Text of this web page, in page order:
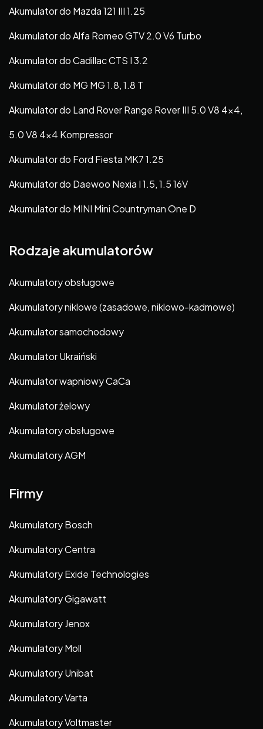
Akumulator do Mazda 121 III 1.25
Akumulator do Alfa Romeo GTV 2.0 V6 Turbo
Akumulator do Cadillac CTS I 3.2
Akumulator do MG MG 1.8, 1.8 T
Akumulator do Land Rover Range Rover III 5.0 V8 4×4,
5.0 V8 4×4 Kompressor
Akumulator do Ford Fiesta MK7 1.25
Akumulator do Daewoo Nexia I 1.5, 1.5 16V
Akumulator do MINI Mini Countryman One D
Rodzaje akumulatorów
Akumulatory obsługowe
Akumulatory niklowe (zasadowe, niklowo-kadmowe)
Akumulator samochodowy
Akumulator Ukraiński
Akumulator wapniowy CaCa
Akumulator żelowy
Akumulatory obsługowe
Akumulatory AGM
Firmy
Akumulatory Bosch
Akumulatory Centra
Akumulatory Exide Technologies
Akumulatory Gigawatt
Akumulatory Jenox
Akumulatory Moll
Akumulatory Unibat
Akumulatory Varta
Akumulatory Voltmaster